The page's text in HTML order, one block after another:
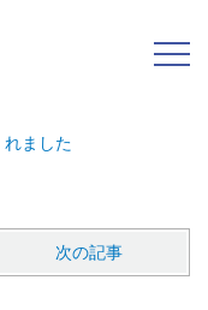
ました
次の記事